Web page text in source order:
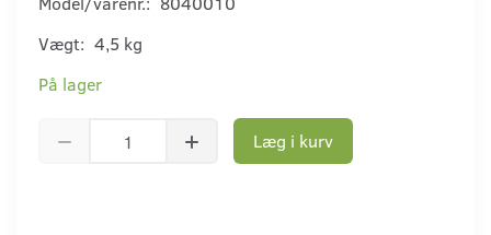
Vægt: 4,5 kg
På lager
Læg i kurv